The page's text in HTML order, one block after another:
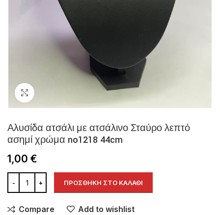
Αλυσίδα ατσάλι με ατσάλινο Σταύρο λεπτό
ασημί χρώμα no1218 44cm
1,00 €
ΠΡΟΣΘΉΚΗ ΣΤΟ ΚΑΛΆΘΙ
Compare Add to wishlist